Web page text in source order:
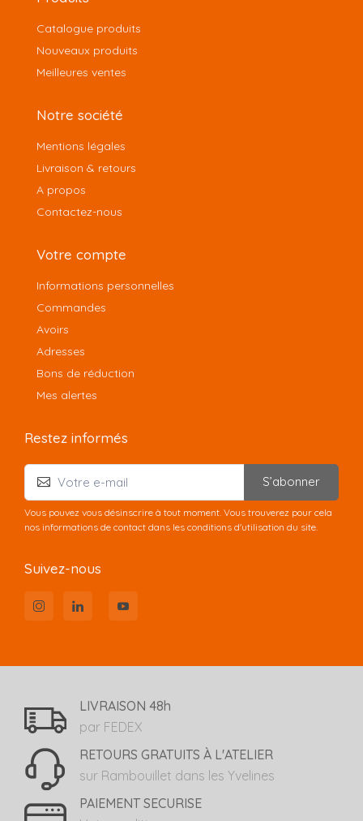
Catalogue produits
Nouveaux produits
Meilleures ventes
Notre société
Mentions légales
Livraison & retours
A propos
Contactez-nous
Votre compte
Informations personnelles
Commandes
Avoirs
Adresses
Bons de réduction
Mes alertes
Restez informés
S’abonner
Vous pouvez vous désinscrire à tout moment. Vous trouverez pour cela
nos informations de contact dans les conditions d'utilisation du site.
Suivez-nous
LIVRAISON 48h
par FEDEX
RETOURS GRATUITS À L'ATELIER
sur Rambouillet dans les Yvelines
PAIEMENT SECURISE